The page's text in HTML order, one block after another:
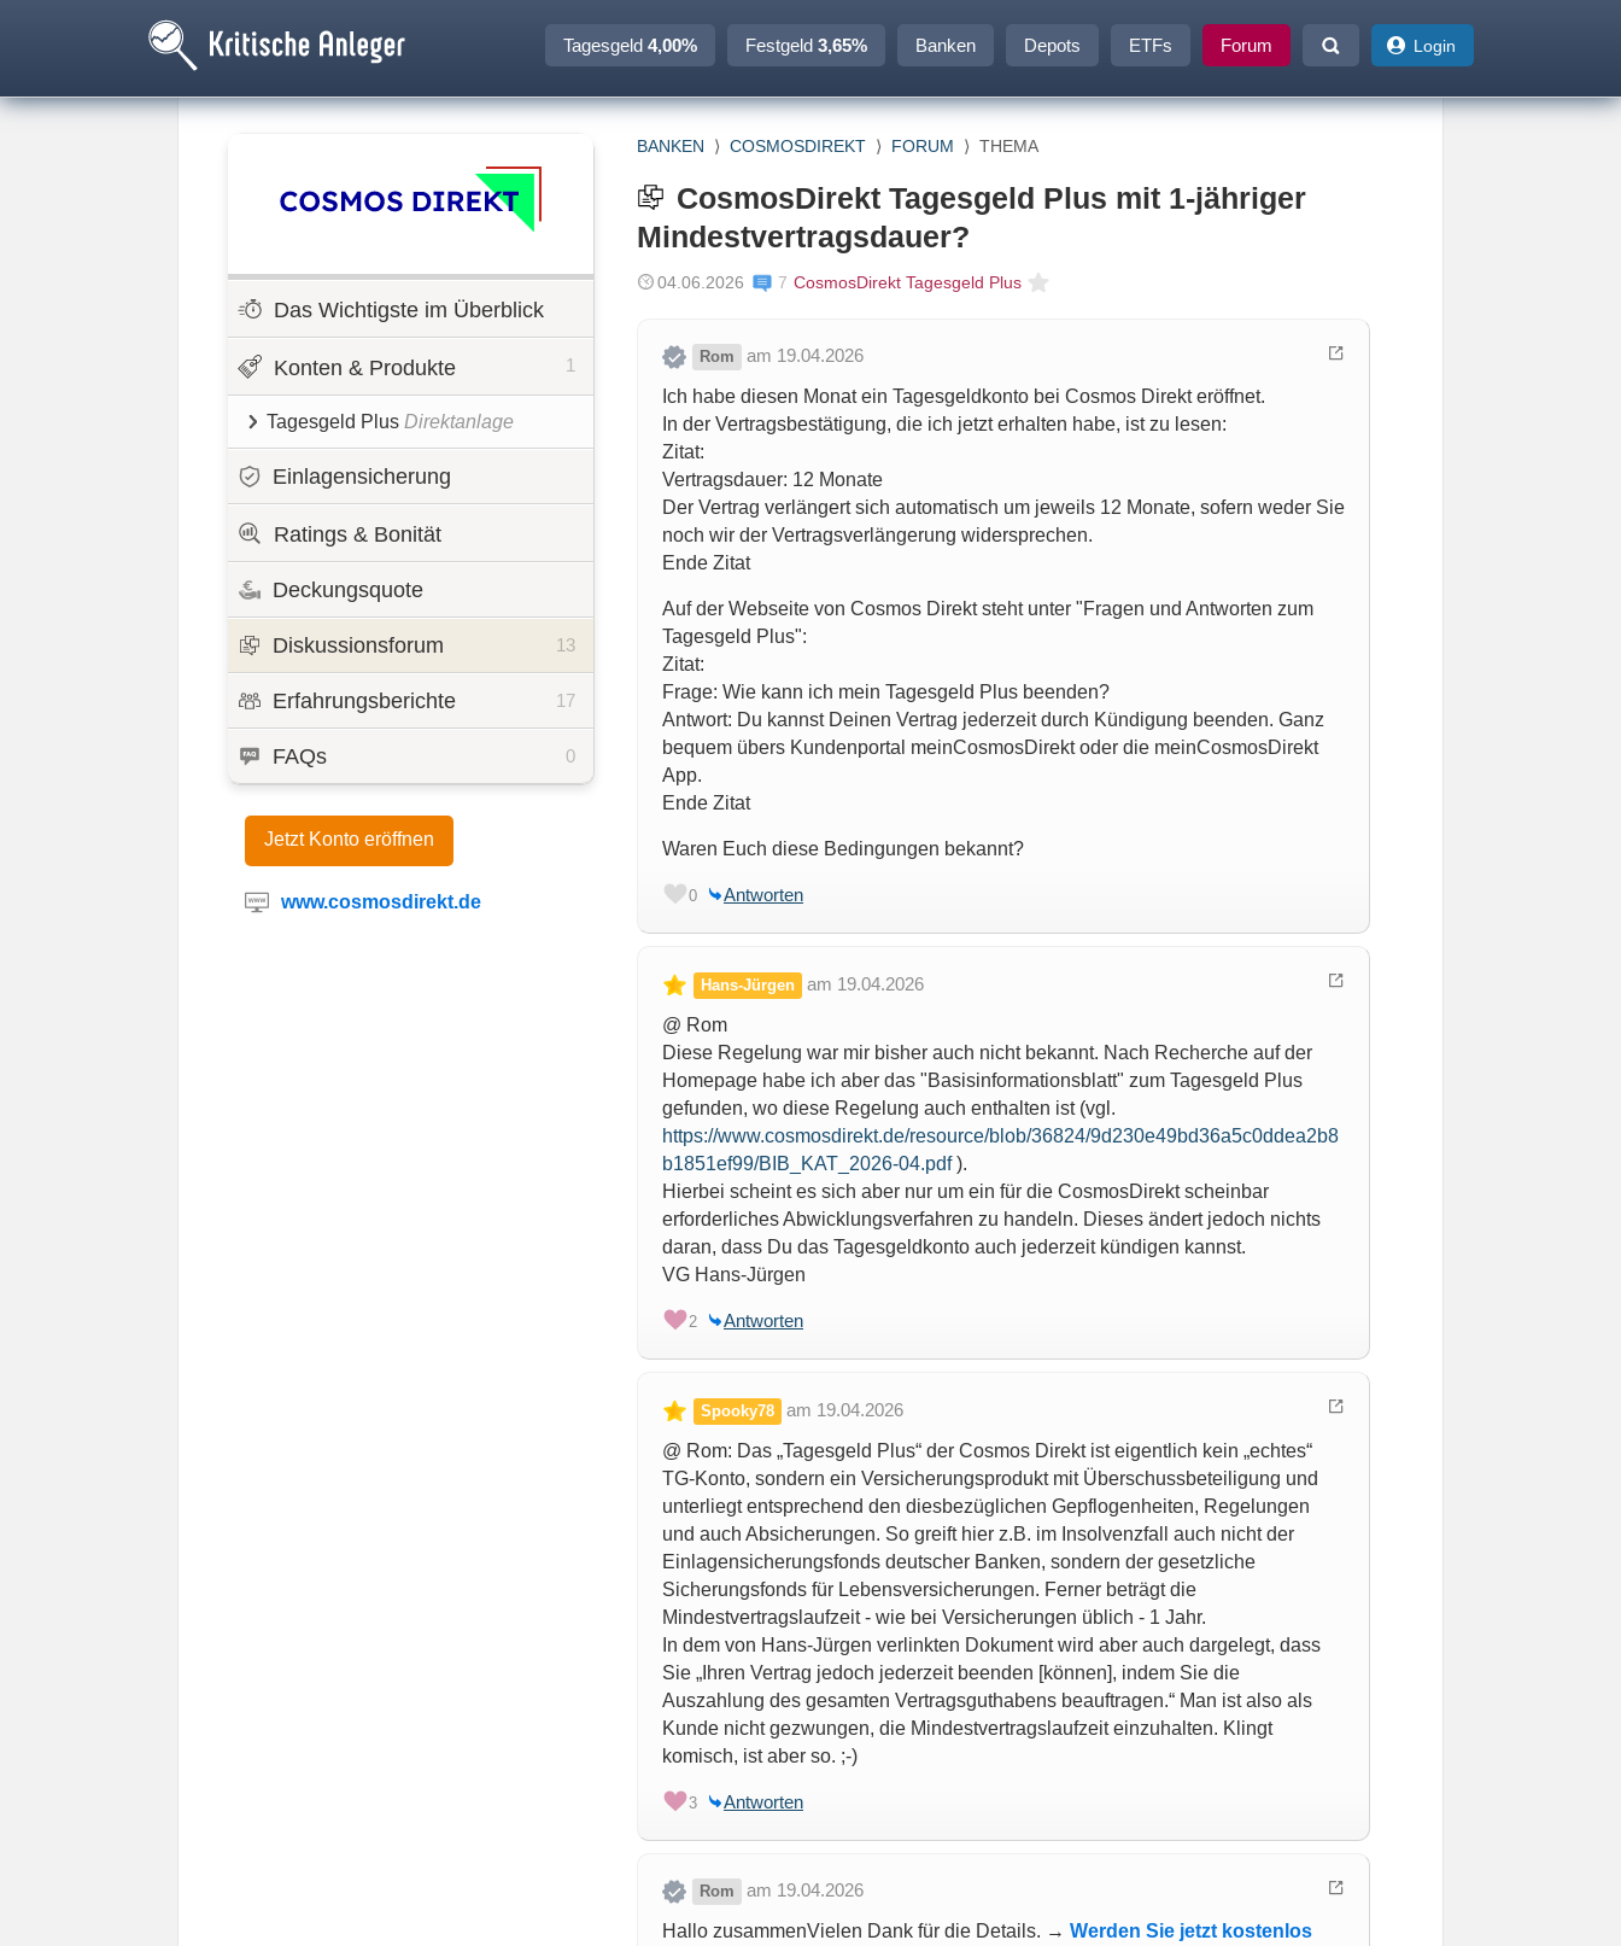
Tagesgeld 4,00% Festgeld 3,65% Banken Depots ETFs Forum Login
Das Wichtigste im Überblick
Konten & Produkte 1
Tagesgeld Plus Direktanlage
Einlagensicherung
Ratings & Bonität
Deckungsquote
Diskussionsforum 13
Erfahrungsberichte 17
FAQs 0
Jetzt Konto eröffnen
www.cosmosdirekt.de
BANKEN ⟩ COSMOSDIREKT ⟩ FORUM ⟩ THEMA
CosmosDirekt Tagesgeld Plus mit 1-jähriger
Mindestvertragsdauer?
04.06.2026 7 CosmosDirekt Tagesgeld Plus
Rom
am 19.04.2026
Ich habe diesen Monat ein Tagesgeldkonto bei Cosmos Direkt eröffnet.
In der Vertragsbestätigung, die ich jetzt erhalten habe, ist zu lesen:
Zitat:
Vertragsdauer: 12 Monate
Der Vertrag verlängert sich automatisch um jeweils 12 Monate, sofern weder Sie
noch wir der Vertragsverlängerung widersprechen.
Ende Zitat
Auf der Webseite von Cosmos Direkt steht unter "Fragen und Antworten zum
Tagesgeld Plus":
Zitat:
Frage: Wie kann ich mein Tagesgeld Plus beenden?
Antwort: Du kannst Deinen Vertrag jederzeit durch Kündigung beenden. Ganz
bequem übers Kundenportal meinCosmosDirekt oder die meinCosmosDirekt
App.
Ende Zitat
Waren Euch diese Bedingungen bekannt?
0 Antworten
Hans-Jürgen
am 19.04.2026
@ Rom
Diese Regelung war mir bisher auch nicht bekannt. Nach Recherche auf der
Homepage habe ich aber das "Basisinformationsblatt" zum Tagesgeld Plus
gefunden, wo diese Regelung auch enthalten ist (vgl.
https://www.cosmosdirekt.de/resource/blob/36824/9d230e49bd36a5c0ddea2b8
b1851ef99/BIB_KAT_2026-04.pdf).
Hierbei scheint es sich aber nur um ein für die CosmosDirekt scheinbar
erforderliches Abwicklungsverfahren zu handeln. Dieses ändert jedoch nichts
daran, dass Du das Tagesgeldkonto auch jederzeit kündigen kannst.
VG Hans-Jürgen
2 Antworten
Spooky78
am 19.04.2026
@ Rom: Das „Tagesgeld Plus“ der Cosmos Direkt ist eigentlich kein „echtes“
TG-Konto, sondern ein Versicherungsprodukt mit Überschussbeteiligung und
unterliegt entsprechend den diesbezüglichen Gepflogenheiten, Regelungen
und auch Absicherungen. So greift hier z.B. im Insolvenzfall auch nicht der
Einlagensicherungsfonds deutscher Banken, sondern der gesetzliche
Sicherungsfonds für Lebensversicherungen. Ferner beträgt die
Mindestvertragslaufzeit - wie bei Versicherungen üblich - 1 Jahr.
In dem von Hans-Jürgen verlinkten Dokument wird aber auch dargelegt, dass
Sie „Ihren Vertrag jedoch jederzeit beenden [können], indem Sie die
Auszahlung des gesamten Vertragsguthabens beauftragen.“ Man ist also als
Kunde nicht gezwungen, die Mindestvertragslaufzeit einzuhalten. Klingt
komisch, ist aber so. ;-)
3 Antworten
Rom
am 19.04.2026
Hallo zusammenVielen Dank für die Details. → Werden Sie jetzt kostenlos